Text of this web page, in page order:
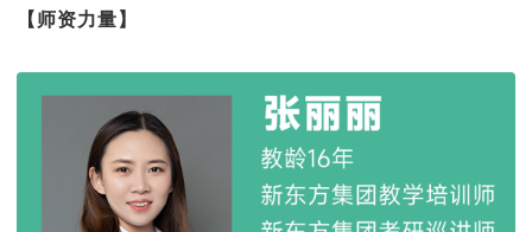
【师资力量】